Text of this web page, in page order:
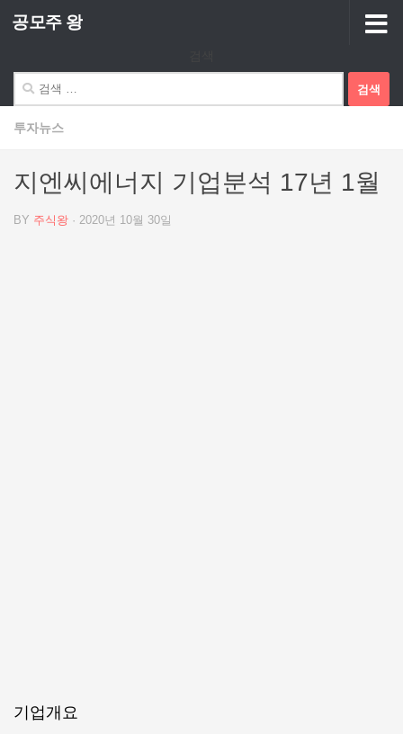
Skip to content
공모주 왕
색:
투자뉴스
지엔씨에너지 기업분석 17년 1월
BY 주식왕 · 2020년 10월 30일
기업개요